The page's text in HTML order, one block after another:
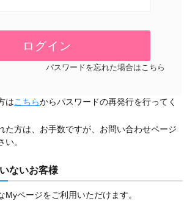
パスワードを忘れた場合はこちら
はこちらからパスワードの再発行を行ってく
た方は、お手数ですが、お問い合わせページ
。
ないお客様
Myページをご利用いただけます。